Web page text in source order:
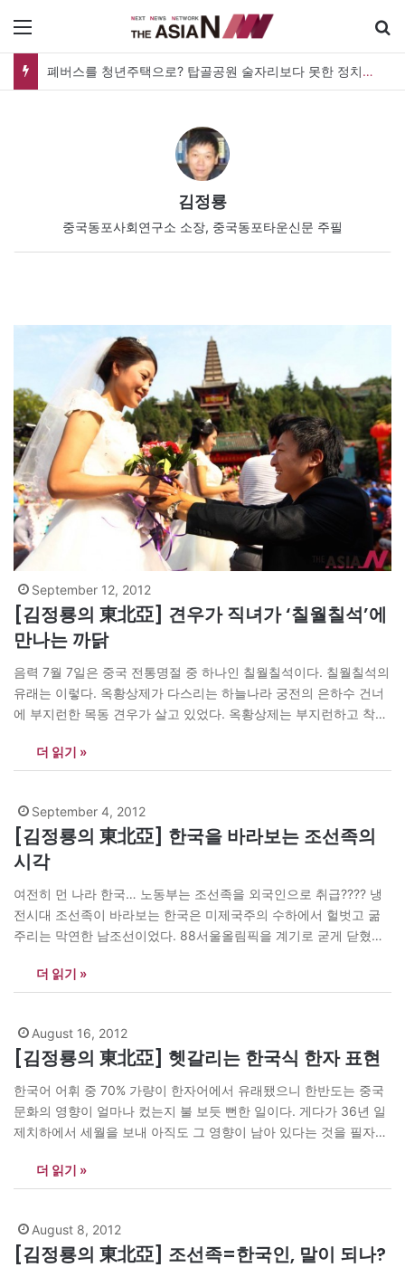
폐버스를 청년주택으로? 탑골공원 술자리보다 못한 정치의 상상력
김정룡
중국동포사회연구소 소장, 중국동포타운신문 주필
September 12, 2012
[김정룡의 東北亞] 견우가 직녀가 ‘칠월칠석’에
만나는 까닭
음력 7월 7일은 중국 전통명절 중 하나인 칠월칠석이다. 칠월칠석의
유래는 이렇다. 옥황상제가 다스리는 하늘나라 궁전의 은하수 건너
에 부지런한 목동 견우가 살고 있었다. 옥황상제는 부지런하고 착한
는 결혼 후 사이가 너무 좋아 견우는 농사일을 게을리 하고 직녀는
베 짜는 일을 게을리 했다. 그러니…
더 읽기 »
September 4, 2012
[김정룡의 東北亞] 한국을 바라보는 조선족의
시각
여전히 먼 나라 한국… 노동부는 조선족을 외국인으로 취급???? 냉
전시대 조선족이 바라보는 한국은 미제국주의 수하에서 헐벗고 굶
주리는 막연한 남조선이었다. 88서울올림픽을 계기로 굳게 닫혔던
나라로 인식됐지만, 여전히 막연한 남조선이라는 시각은 크게 변하
지 않았다. 다만 60~70년대 가만가만 라디오를 듣던 시절 한국이란
더 읽기 »
August 16, 2012
[김정룡의 東北亞] 헷갈리는 한국식 한자 표현
한국어 어휘 중 70% 가량이 한자어에서 유래됐으니 한반도는 중국
문화의 영향이 얼마나 컸는지 불 보듯 뻔한 일이다. 게다가 36년 일
제치하에서 세월을 보내 아직도 그 영향이 남아 있다는 것을 필자
서 국가공인 기능사자격증을 취득하는 동포는 재외동포비자(F-4)로
변경해준다는 법무부의 발표 이후 현재까지 수만 명의 동포들이 기
더 읽기 »
August 8, 2012
[김정룡의 東北亞] 조선족=한국인, 말이 되나?